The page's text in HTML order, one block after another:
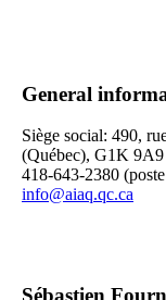
General
Siège social: 490,
(Québec), G1K 9A9
418-643-2380
info@aiaq.qc.ca
Sébastien